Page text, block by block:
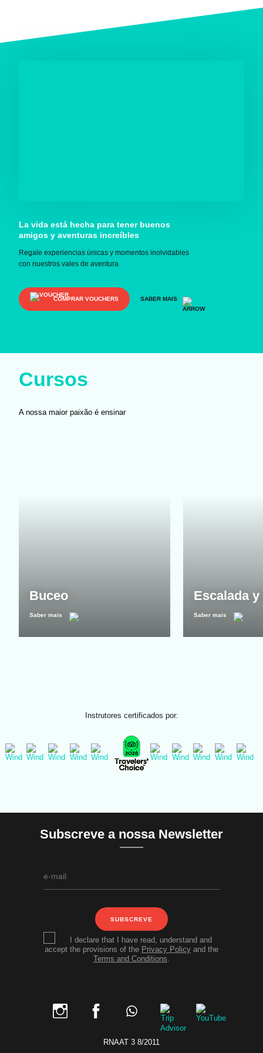
La vida está hecha para tener buenos
amigos y aventuras increíbles
Regale experiencias únicas y momentos inolvidables
con nuestros vales de aventura
COMPRAR VOUCHERS SABER MAIS
Cursos
A nossa maior paixão é ensinar
Buceo
Saber mais
Escalada
Saber mais
Instrutores certificados por:
Subscreve a nossa Newsletter
SUBSCREVE
I declare that I have read, understand and
accept the provisions of the Privacy Policy and the
Terms and Conditions.
RNAAT 3 8/2011